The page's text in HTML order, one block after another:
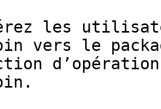
les
vers le